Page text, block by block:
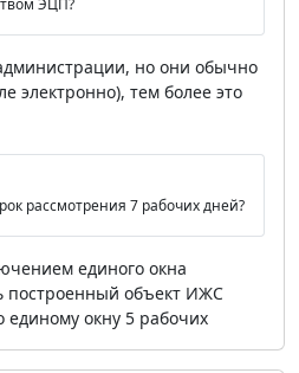
ЭЦП?
но они обычно
электронно), тем более это
рассмотрения 7 рабочих дней?
единого окна
построенный объект ИЖС
единому окну 5 рабочих